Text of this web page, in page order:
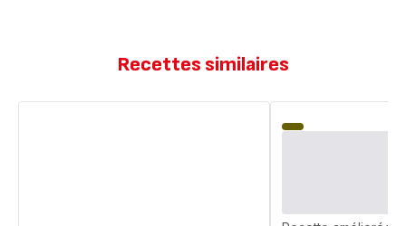
Recettes similaires
brownie